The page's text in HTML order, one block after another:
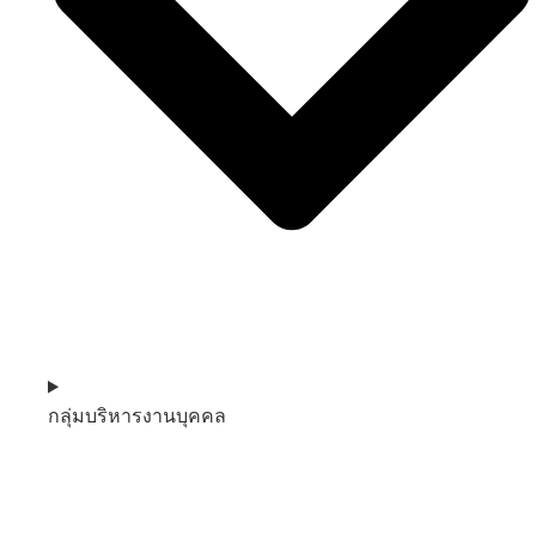
กลุ่มบริหารงานบุคคล